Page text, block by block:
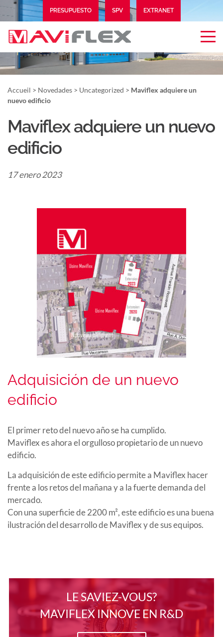
PRESUPUESTO SPV EXTRANET
Accueil > Novedades > Uncategorized > Maviflex adquiere un
nuevo edificio
Maviflex adquiere un nuevo
edificio
17 enero 2023
Adquisición de un nuevo
edificio
El primer reto del nuevo año se ha cumplido.
Maviflex es ahora el orgulloso propietario de un nuevo
edificio.
La adquisición de este edificio permite a Maviflex hacer
frente a los retos del mañana y a la fuerte demanda del
mercado.
Con una superficie de 2200 m², este edificio es una buena
ilustración del desarrollo de Maviflex y de sus equipos.
LE SAVIEZ-VOUS?
MAVIFLEX INNOVE EN R&D